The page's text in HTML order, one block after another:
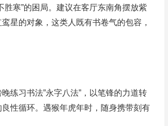
寒”的困局。建议在客厅东南角摆放紫
星的对象，这类人既有书卷气的包容，
练习书法”永字八法”，以笔锋的力道转
性循环。遇猴年虎年时，随身携带刻有